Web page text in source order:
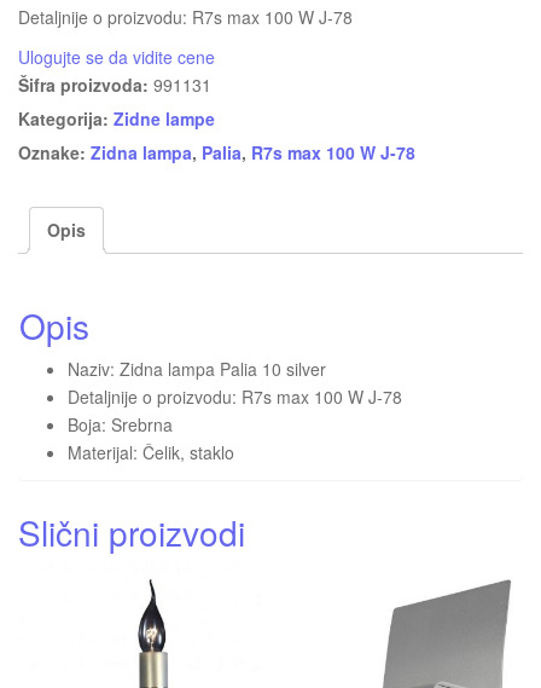
Detaljnije o proizvodu: R7s max 100 W J-78
Ulogujte se da vidite cene
Šifra proizvoda: 991131
Kategorija: Zidne lampe
Oznake: Zidna lampa, Palia, R7s max 100 W J-78
Opis
Opis
Naziv: Zidna lampa Palia 10 silver
Detaljnije o proizvodu: R7s max 100 W J-78
Boja: Srebrna
Materijal: Čelik, staklo
Slični proizvodi